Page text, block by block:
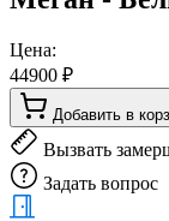
Цена:
44900 ₽
Добавить в
Вызвать
Задать вопрос